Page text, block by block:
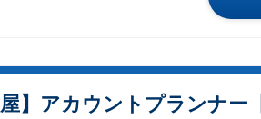
屋】アカウントプランナ